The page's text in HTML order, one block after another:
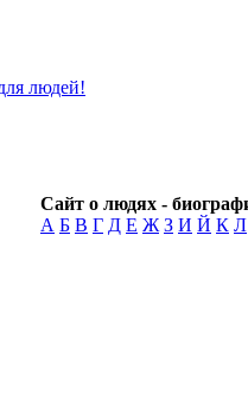
Сайт о людях -
А Б В Г Д Е Ж З И Й К Л